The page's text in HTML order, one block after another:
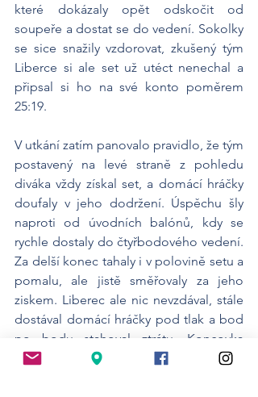
které dokázaly opět odskočit od
soupeře a dostat se do vedení. Sokolky
se sice snažily vzdorovat, zkušený tým
Liberce si ale set už utéct nenechal a
připsal si ho na své konto poměrem
25:19.
V utkání zatím panovalo pravidlo, že tým
postavený na levé straně z pohledu
diváka vždy získal set, a domácí hráčky
doufaly v jeho dodržení. Úspěchu šly
naproti od úvodních balónů, kdy se
rychle dostaly do čtyřbodového vedení.
Za delší konec tahaly i v polovině setu a
pomalu, ale jistě směřovaly za jeho
ziskem. Liberec ale nic nevzdával, stále
dostával domácí hráčky pod tlak a bod
po bodu stahoval ztrátu. Koncovka
začala za stavu 20:15 pro Sokolky, které